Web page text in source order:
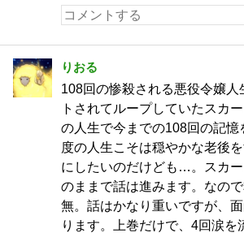
りおる
108回の惨殺される悪役令嬢人
トされてループしていたスカ
の人生で今までの108回の記憶
度の人生こそは穏やかな老後
にしたいのだけども…。スカ
のままで話は進みます。なの
無。話はかなり重いですが、
ります。上巻だけで、4回涙を